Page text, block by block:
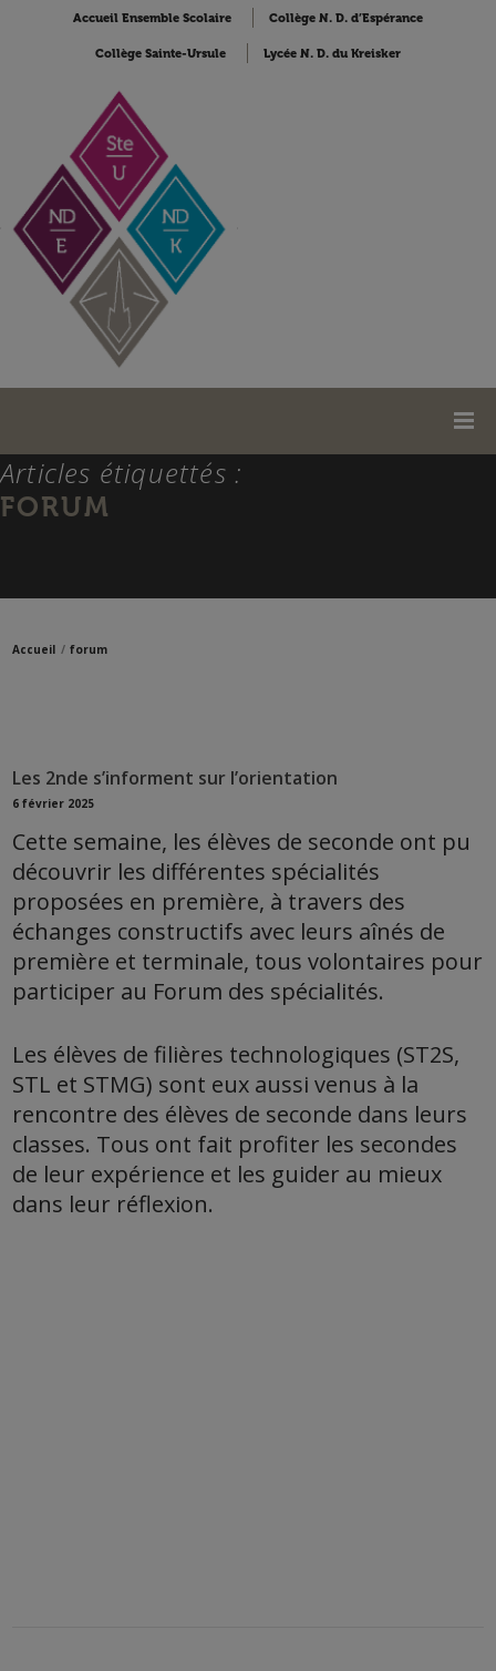
Accueil Ensemble Scolaire Collège N. D. d’Espérance
Collège Sainte-Ursule Lycée N. D. du Kreisker
Articles étiquettés :
FORUM
Accueil forum
Les 2nde s’informent sur l’orientation
6 février 2025
Cette semaine, les élèves de seconde ont pu
découvrir les différentes spécialités
proposées en première, à travers des
échanges constructifs avec leurs aînés de
première et terminale, tous volontaires pour
participer au Forum des spécialités.
Les élèves de filières technologiques (ST2S,
STL et STMG) sont eux aussi venus à la
rencontre des élèves de seconde dans leurs
classes. Tous ont fait profiter les secondes
de leur expérience et les guider au mieux
dans leur réflexion.